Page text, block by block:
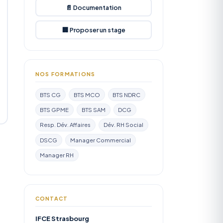
📄 Documentation
🏢 Proposer un stage
NOS FORMATIONS
BTS CG BTS MCO BTS NDRC
BTS GPME BTS SAM DCG
Resp. Dév. Affaires Dév. RH Social
DSCG Manager Commercial
Manager RH
CONTACT
IFCE Strasbourg